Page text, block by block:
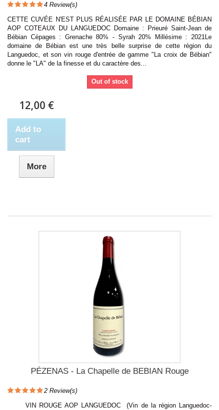
4 Review(s)
CETTE CUVÉE N'EST PLUS RÉALISÉE PAR LE DOMAINE BÉBIAN
AOP COTEAUX DU LANGUEDOC Domaine : Prieuré Saint-Jean de
Bébian Cépages : Grenache 80% - Syrah 20% Millésime : 2021Le
domaine de Bébian est une très belle surprise de cette région du
Languedoc, et son vin rouge d'entrée de gamme "La croix de Bébian"
donne le "LA" de la finesse et du caractère des...
Out of stock
12,00 €
Add to
cart
More
PÉZENAS - La Chapelle de BEBIAN Rouge
2 Review(s)
VIN ROUGE AOP LANGUEDOC (Vin de la région Languedoc-